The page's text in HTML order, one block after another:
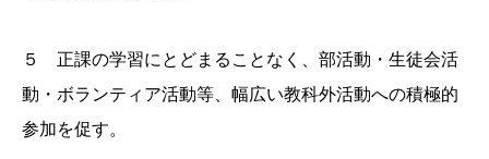
５ 正課の学習にとどまることなく、部活動・生徒会活
動・ボランティア活動等、幅広い教科外活動への積極的
参加を促す。